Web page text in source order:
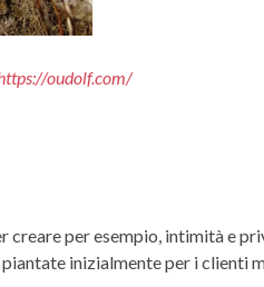
oudolf.com/
per esempio, intimità e
inizialmente per i clienti